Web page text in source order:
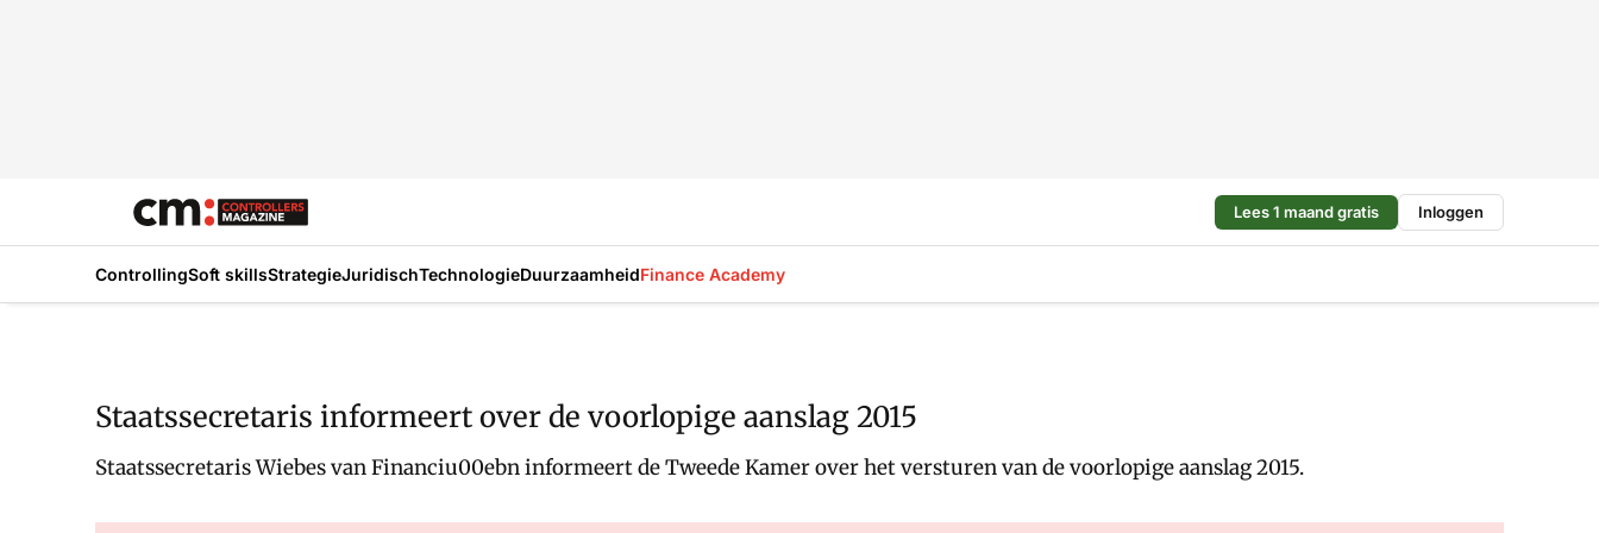
Lees 1 maand gratis Inloggen
ControllingSoft skillsStrategieJuridischTechnologieDuurzaamheidFinance Academy
Staatssecretaris informeert over de voorlopige aanslag 2015
Staatssecretaris Wiebes van Financiu00ebn informeert de Tweede Kamer over het versturen van de voorlopige aanslag 2015.